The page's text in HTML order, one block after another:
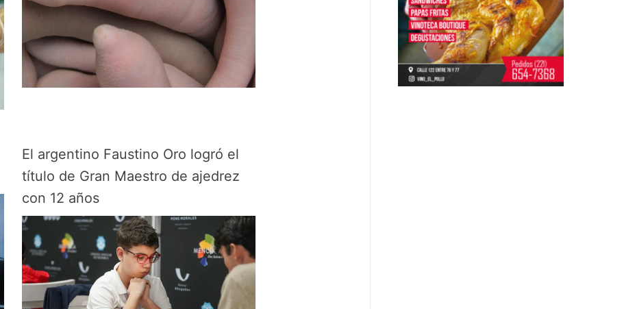
El argentino Faustino Oro logró el
título de Gran Maestro de ajedrez
con 12 años